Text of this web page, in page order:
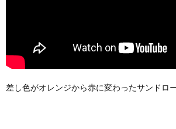
差し色がオレンジから赤に変わったサンドロ